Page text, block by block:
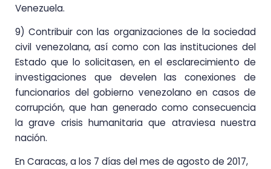
Venezuela.
9) Contribuir con las organizaciones de la sociedad
civil venezolana, así como con las instituciones del
Estado que lo solicitasen, en el esclarecimiento de
investigaciones que develen las conexiones de
funcionarios del gobierno venezolano en casos de
corrupción, que han generado como consecuencia
la grave crisis humanitaria que atraviesa nuestra
nación.
En Caracas, a los 7 días del mes de agosto de 2017,